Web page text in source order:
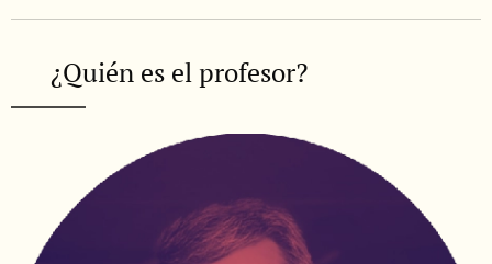
✔︎ ¿Quién es el profesor?